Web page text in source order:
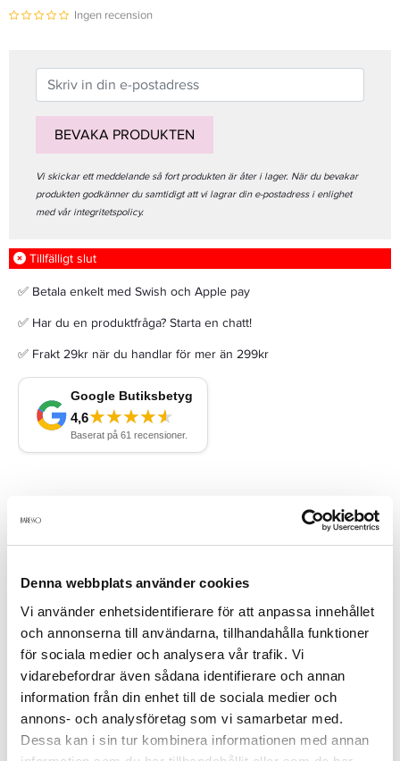
Denna webbplats använder cookies
Vi använder enhetsidentifierare för att anpassa innehållet
och annonserna till användarna, tillhandahålla funktioner
för sociala medier och analysera vår trafik. Vi
vidarebefordrar även sådana identifierare och annan
information från din enhet till de sociala medier och
annons- och analysföretag som vi samarbetar med.
Dessa kan i sin tur kombinera informationen med annan
Ingen recension
BEVAKA PRODUKTEN
Vi skickar ett meddelande så fort produkten är åter i lager. När du bevakar
produkten godkänner du samtidigt att vi lagrar din e-postadress i enlighet
med vår integritetspolicy.
Tillfälligt slut
✅ Betala enkelt med Swish och Apple pay
✅ Har du en produktfråga? Starta en chatt!
✅ Frakt 29kr när du handlar för mer än 299kr
Beskrivning
50ml.
Produktdetaljer
Recensioner